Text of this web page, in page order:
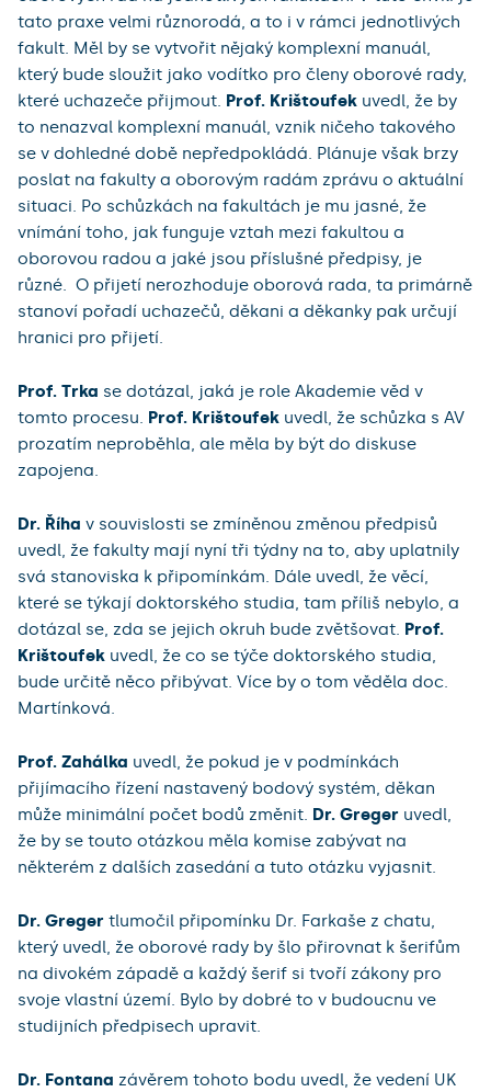
tato praxe velmi různorodá, a to i v rámci jednotlivých
fakult. Měl by se vytvořit nějaký komplexní manuál,
který bude sloužit jako vodítko pro členy oborové rady,
které uchazeče přijmout. Prof. Krištoufek uvedl, že by
to nenazval komplexní manuál, vznik ničeho takového
se v dohledné době nepředpokládá. Plánuje však brzy
poslat na fakulty a oborovým radám zprávu o aktuální
situaci. Po schůzkách na fakultách je mu jasné, že
vnímání toho, jak funguje vztah mezi fakultou a
oborovou radou a jaké jsou příslušné předpisy, je
různé. O přijetí nerozhoduje oborová rada, ta primárně
stanoví pořadí uchazečů, děkani a děkanky pak určují
hranici pro přijetí.
Prof. Trka se dotázal, jaká je role Akademie věd v
tomto procesu. Prof. Krištoufek uvedl, že schůzka s AV
prozatím neproběhla, ale měla by být do diskuse
zapojena.
Dr. Říha v souvislosti se zmíněnou změnou předpisů
uvedl, že fakulty mají nyní tři týdny na to, aby uplatnily
svá stanoviska k připomínkám. Dále uvedl, že věcí,
které se týkají doktorského studia, tam příliš nebylo, a
dotázal se, zda se jejich okruh bude zvětšovat. Prof.
Krištoufek uvedl, že co se týče doktorského studia,
bude určitě něco přibývat. Více by o tom věděla doc.
Martínková.
Prof. Zahálka uvedl, že pokud je v podmínkách
přijímacího řízení nastavený bodový systém, děkan
může minimální počet bodů změnit. Dr. Greger uvedl,
že by se touto otázkou měla komise zabývat na
některém z dalších zasedání a tuto otázku vyjasnit.
Dr. Greger tlumočil připomínku Dr. Farkaše z chatu,
který uvedl, že oborové rady by šlo přirovnat k šerifům
na divokém západě a každý šerif si tvoří zákony pro
svoje vlastní území. Bylo by dobré to v budoucnu ve
studijních předpisech upravit.
Dr. Fontana závěrem tohoto bodu uvedl, že vedení UK